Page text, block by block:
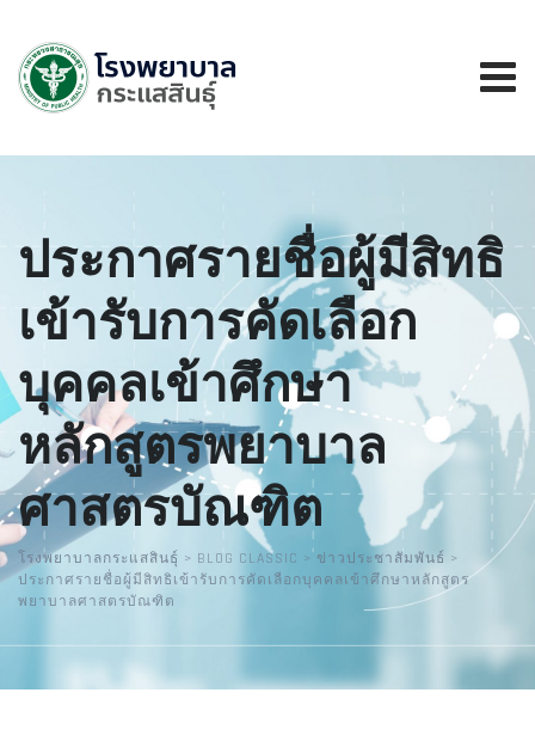
ประกาศรายชื่อผู้มีสิทธิ
เข้ารับการคัดเลือก
บุคคลเข้าศึกษา
หลักสูตรพยาบาล
ศาสตรบัณฑิต
โรงพยาบาลกระแสสินธุ์ > BLOG CLASSIC > ข่าวประชาสัมพันธ์ >
ประกาศรายชื่อผู้มีสิทธิเข้ารับการคัดเลือกบุคคลเข้าศึกษาหลักสูตร
พยาบาลศาสตรบัณฑิต